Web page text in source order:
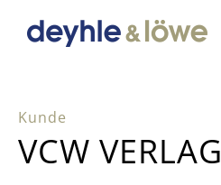
Inhalt
springen
VCW VERLAG